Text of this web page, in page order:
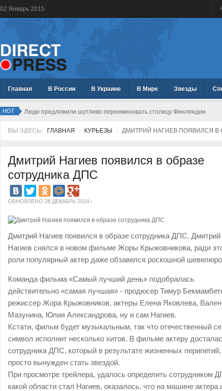
02 Январь 2015
Главная В России В Украине В Мире Звезды
HOT Люди предложили шутливо переименовать столицу Финляндии
ВЫ ЗДЕСЬ: ГЛАВНАЯ КУРЬЕЗЫ ДМИТРИЙ НАГИЕВ ПОЯВИЛСЯ В
Дмитрий Нагиев появился в образе
сотрудника ДПС
ОБНОВЛЕНО 28 ДЕКАБРЬ 2014
Дмитрий Нагиев появился в образе сотрудника ДПС. Дмитрий
Нагиев снялся в новом фильме Жоры Крыжовникова, ради
роли популярный актер даже обзавелся роскошной
Команда фильма «Самый лучший день» подобралась
действительно «самая лучшая» - продюсер Тимур
режиссер Жора Крыжовников, актеры Елена Яковлева,
Мазунина, Юлия Александрова, ну и сам Нагиев.
Кстати, фильм будет музыкальным, так что отечественный
символ исполнит несколько хитов. В фильме актеру
сотрудника ДПС, который в результате жизненных перипетий,
просто вынужден стать звездой.
При просмотре трейлера, удалось определить сотрудником
какой области стал Нагиев, оказалось, что на машине